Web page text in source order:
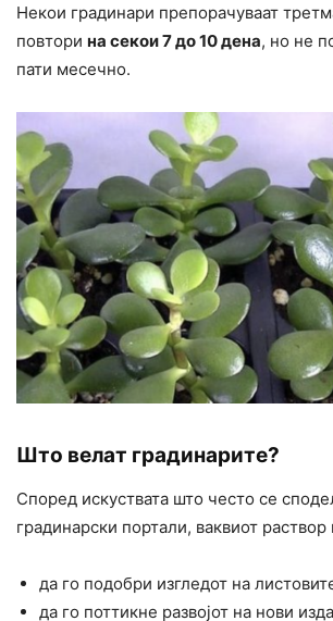
Некои градинари препорачуваат
повтори на секои 7 до 10 дена, но не
пати месечно.
Што велат градинарите?
Според искуствата што често се
градинарски портали, ваквиот
да го подобри изгледот на
да го поттикне развојот на нови